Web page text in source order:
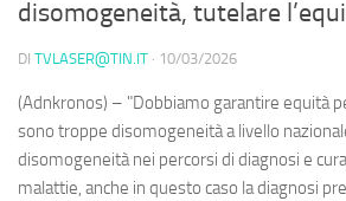
disomogeneità, tutelare
DI TVLASER@TIN.IT · 10/03/2026
(Adnkronos) – "Dobbiamo garantire equità
sono troppe disomogeneità a livello
disomogeneità nei percorsi di diagnosi e
malattie, anche in questo caso la diagnosi